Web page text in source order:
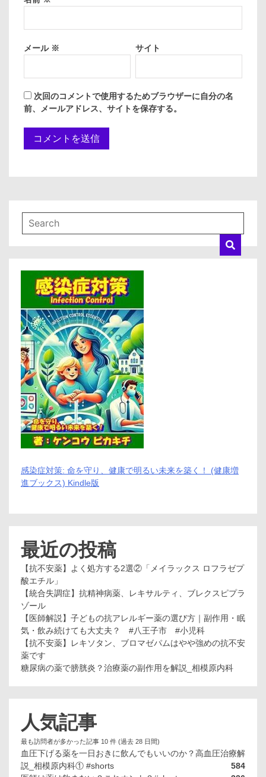
メール ※ サイト
次回のコメントで使用するためブラウザーに自分の名
前、メールアドレス、サイトを保存する。
感染症対策: 命を守り、健康で明るい未来を築く！ (健康増
進ブックス) Kindle版
最近の投稿
【抗不安薬】よく処方する2選②「メイラックス ロフラゼプ
酸エチル」
【統合失調症】抗精神病薬、レキサルティ、ブレクスピプラ
ゾール
【医師解説】子どもの抗アレルギー薬の選び方｜副作用・眠
気・飲み続けても大丈夫？ #八王子市 #小児科
【抗不安薬】レキソタン、ブロマゼパムはやや強めの抗不安
薬です
糖尿病の薬で膀胱炎？治療薬の副作用を解説_相模原内科
人気記事
最も訪問者が多かった記事 10 件 (過去 28 日間)
血圧下げる薬を一日おきに飲んでもいいのか？高血圧治療解
説_相模原内科① #shorts
584